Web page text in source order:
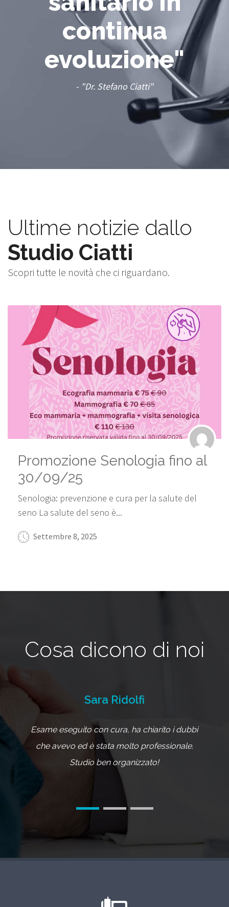
continua
evoluzione"
- "Dr. Stefano Ciatti"
Ultime notizie dallo
Studio Ciatti
Scopri tutte le novità che ci riguardano.
Promozione Senologia fino al
30/09/25
Senologia: prevenzione e cura per la salute del
seno La salute del seno è...
Settembre 8, 2025
Cosa dicono di noi
Sara Ridolfi
Esame eseguito con cura, ha chiarito i dubbi
che avevo ed è stata molto professionale.
Studio ben organizzato!